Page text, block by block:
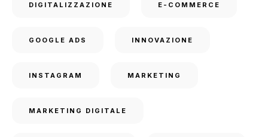
DIGITALIZZAZIONE E-COMMERCE
GOOGLE ADS INNOVAZIONE
INSTAGRAM MARKETING
MARKETING DIGITALE